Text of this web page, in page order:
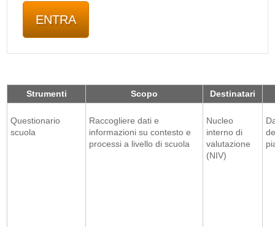
Strumenti Scopo Destinatari
Questionario
scuola
Raccogliere dati e
informazioni su contesto e
processi a livello di scuola
Nucleo
interno di
valutazione
(NIV)